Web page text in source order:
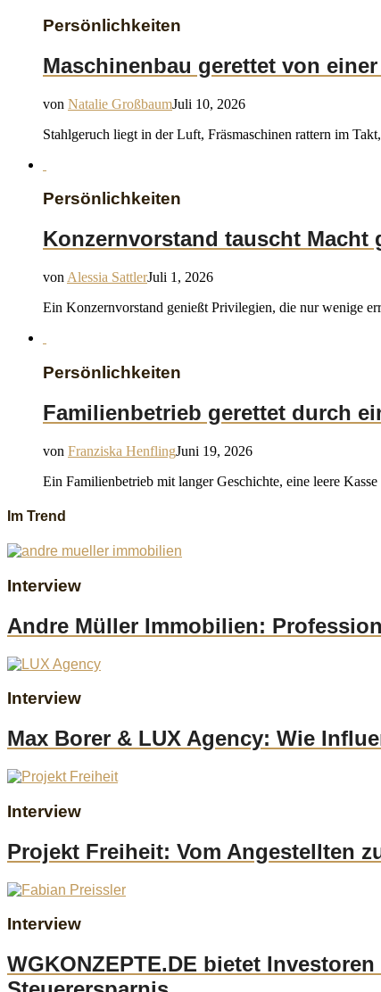
Persönlichkeiten
Maschinenbau gerettet von
von Natalie GroßbaumJuli 10, 2026
Stahlgeruch liegt in der Luft, Fräsmaschinen rattern im
Persönlichkeiten
Konzernvorstand tauscht Macht
von Alessia SattlerJuli 1, 2026
Ein Konzernvorstand genießt Privilegien, die nur wenige
Persönlichkeiten
Familienbetrieb gerettet durch
von Franziska HenflingJuni 19, 2026
Ein Familienbetrieb mit langer Geschichte, eine leere
Im Trend
Interview
Andre Müller Immobilien:
Interview
Max Borer & LUX Agency: Wie
Interview
Projekt Freiheit: Vom Angestellten
Interview
WGKONZEPTE.DE bietet